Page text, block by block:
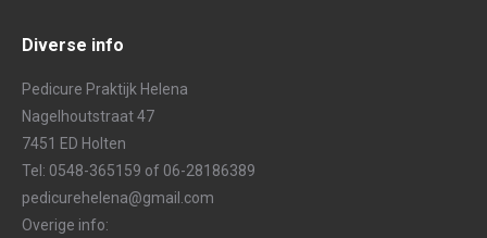
Diverse info
Pedicure Praktijk Helena
Nagelhoutstraat 47
7451 ED Holten
Tel: 0548-365159 of 06-28186389
pedicurehelena@gmail.com
Overige info: